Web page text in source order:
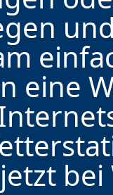
eine
jetzt